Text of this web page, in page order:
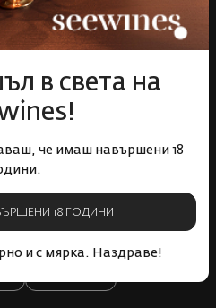
в света на
че имаш навършени 18
18 ГОДИНИ
и с мярка. Наздраве!